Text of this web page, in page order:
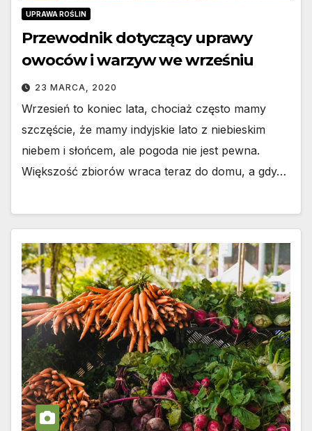
UPRAWA ROŚLIN
Przewodnik dotyczący uprawy
owoców i warzyw we wrześniu
23 MARCA, 2020
Wrzesień to koniec lata, chociaż często mamy
szczęście, że mamy indyjskie lato z niebieskim
niebem i słońcem, ale pogoda nie jest pewna.
Większość zbiorów wraca teraz do domu, a gdy…